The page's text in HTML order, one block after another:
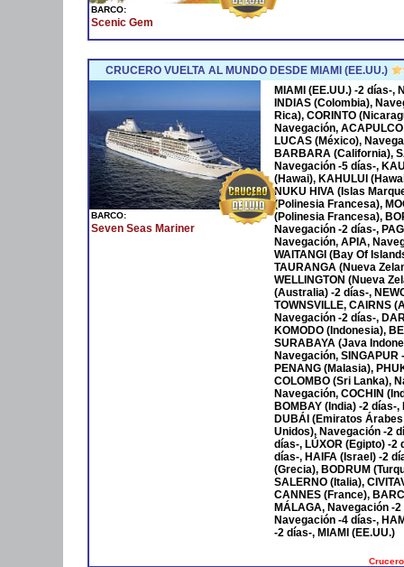
BARCO:
Scenic Gem
CRUCERO VUELTA AL MUNDO DESDE MIAMI (EE.UU.)
BARCO:
Seven Seas Mariner
MIAMI (EE.UU.) -2 días-,
INDIAS (Colombia),
Rica), CORINTO
Navegación,
LUCAS (México),
BARBARA (California),
Navegación -5 días-,
(Hawai), KAHULUI
NUKU HIVA (Islas
(Polinesia Francesa),
(Polinesia Francesa),
Navegación -2 días-,
Navegación, APIA,
WAITANGI (Bay Of
TAURANGA (Nueva
WELLINGTON (Nueva
(Australia) -2 días-,
TOWNSVILLE, CAIRNS
Navegación -2 días-,
KOMODO (Indonesia),
SURABAYA (Java
Navegación, SINGAPUR
PENANG (Malasia),
COLOMBO (Sri Lanka),
Navegación, COCHIN
BOMBAY (India) -2 días-
DUBÁI (Emiratos
Unidos), Navegación -2
días-, LÚXOR (Egipto) -
días-, HAIFA (Israel) -2
(Grecia), BODRUM
SALERNO (Italia),
CANNES (France),
MÁLAGA, Navegación -
Navegación -4 días-,
-2 días-, MIAMI (EE.UU.)